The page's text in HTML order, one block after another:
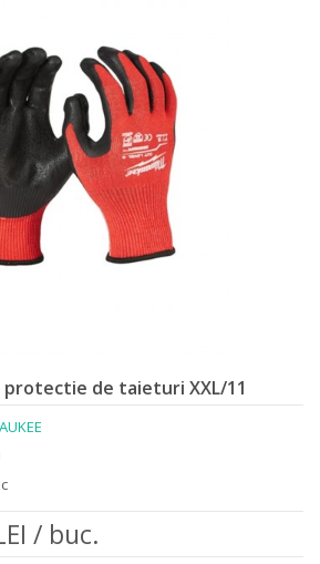
protectie de taieturi XXL/11
/ buc.